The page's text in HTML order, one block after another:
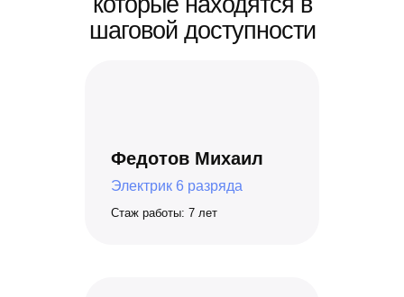
шаговой доступности
Федотов Михаил
Электрик 6 разряда
Стаж работы: 7 лет